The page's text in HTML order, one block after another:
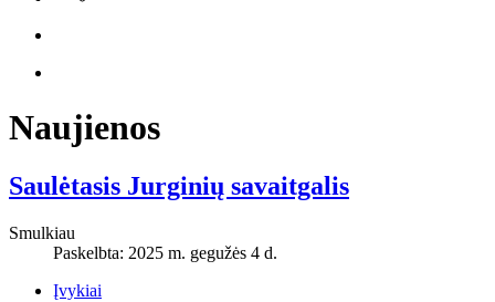
Naujienos
Saulėtasis Jurginių savaitgalis
Smulkiau
Paskelbta: 2025 m. gegužės 4 d.
Įvykiai